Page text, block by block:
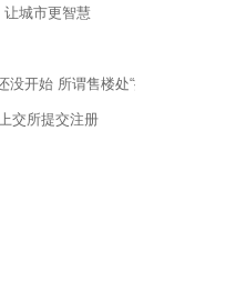
让城市更智慧
开始 所谓售楼处“排队
交所提交注册